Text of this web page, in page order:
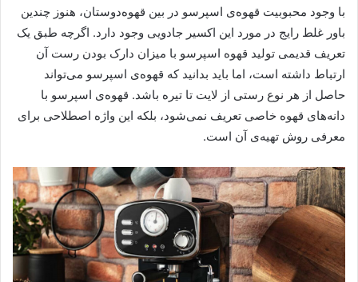
با وجود محبوبیت قهوه‌ی اسپرسو در بین قهوه‌دوستان، هنوز چندین
باور غلط رایج در مورد این اکسیر جادویی وجود دارد. اگرچه طبق یک
تعریف قدیمی تولید قهوه اسپرسو با میزان دارک بودن رست آن
ارتباط داشته است، اما باید بدانید که قهوه‌ی اسپرسو می‌تواند
حاصل از هر نوع رستی از لایت تا تیره باشد. قهوه‌ی اسپرسو با
دانه‌های قهوه خاصی تعریف نمی‌شود، بلکه این واژه اصطلاحی برای
معرفی روش تهیه‌ی آن است.